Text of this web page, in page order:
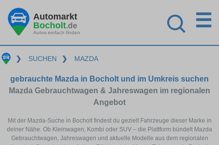
Automarkt
Bocholt.de
Autos einfach finden
☰
❯ SUCHEN ❯ MAZDA
gebrauchte Mazda in Bocholt und im Umkreis suchen
Mazda Gebrauchtwagen & Jahreswagen im regionalen
Angebot
Mit der Mazda-Suche in Bocholt findest du gezielt Fahrzeuge dieser Marke in
deiner Nähe. Ob Kleinwagen, Kombi oder SUV – die Plattform bündelt Mazda
Gebrauchtwagen, Jahreswagen und aktuelle Modelle aus dem regionalen